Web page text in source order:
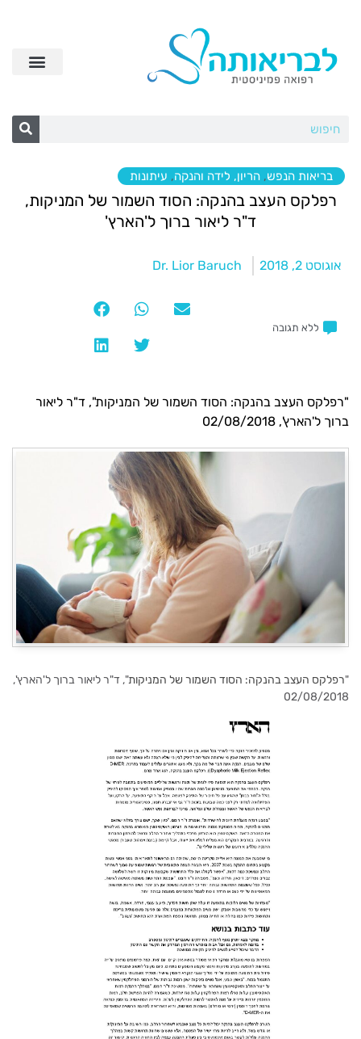
בריאות הנפש, הריון, לידה והנקה, עיתונות
רפלקס העצב בהנקה: הסוד השמור של המניקות,
ד"ר ליאור ברוך ל'הארץ'
אוגוסט 2, 2018 Dr. Lior Baruch
ללא תגובה
"רפלקס העצב בהנקה: הסוד השמור של המניקות", ד"ר ליאור
ברוך ל'הארץ', 02/08/2018
"רפלקס העצב בהנקה: הסוד השמור של המניקות", ד"ר ליאור ברוך ל'הארץ',
02/08/2018